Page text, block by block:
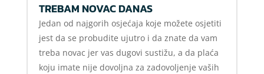
TREBAM NOVAC DANAS
Jedan od najgorih osjećaja koje možete osjetiti
jest da se probudite ujutro i da znate da vam
treba novac jer vas dugovi sustižu, a da plaća
koju imate nije dovoljna za zadovoljenje vaših